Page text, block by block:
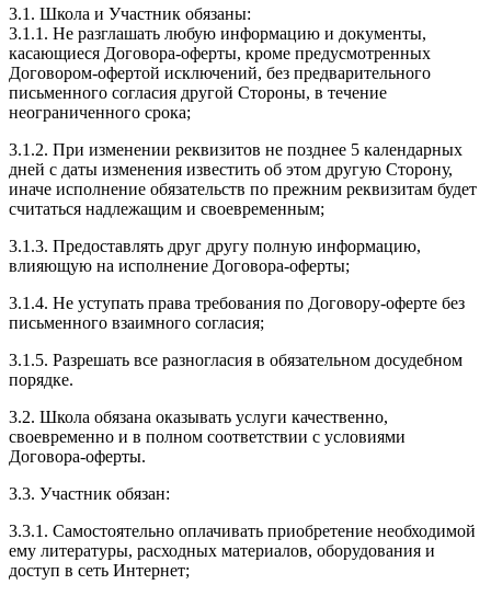
3.1. Школа и Участник обязаны:
3.1.1. Не разглашать любую информацию и документы,
касающиеся Договора-оферты, кроме предусмотренных
Договором-офертой исключений, без предварительного
письменного согласия другой Стороны, в течение
неограниченного срока;
3.1.2. При изменении реквизитов не позднее 5 календарных
дней с даты изменения известить об этом другую Сторону,
иначе исполнение обязательств по прежним реквизитам будет
считаться надлежащим и своевременным;
3.1.3. Предоставлять друг другу полную информацию,
влияющую на исполнение Договора-оферты;
3.1.4. Не уступать права требования по Договору-оферте без
письменного взаимного согласия;
3.1.5. Разрешать все разногласия в обязательном досудебном
порядке.
3.2. Школа обязана оказывать услуги качественно,
своевременно и в полном соответствии с условиями
Договора-оферты.
3.3. Участник обязан:
3.3.1. Cамостоятельно оплачивать приобретение необходимой
ему литературы, расходных материалов, оборудования и
доступ в сеть Интернет;